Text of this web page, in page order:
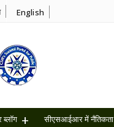
English
सीएसआईआर में नैतिकता